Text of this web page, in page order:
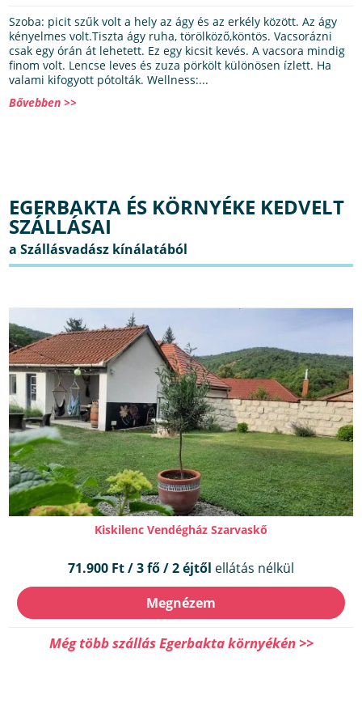
Szoba: picit szűk volt a hely az ágy és az erkély között. Az ágy
kényelmes volt.Tiszta ágy ruha, törölköző,köntös. Vacsorázni
csak egy órán át lehetett. Ez egy kicsit kevés. A vacsora mindig
finom volt. Lencse leves és zuza pörkölt különösen ízlett. Ha
valami kifogyott pótolták. Wellness:...
Bővebben >>
EGERBAKTA ÉS KÖRNYÉKE KEDVELT
SZÁLLÁSAI
Kiskilenc Vendégház Szarvaskő
71.900 Ft / 3 fő / 2 éjtől ellátás nélkül
Megnézem
Még több szállás Egerbakta környékén >>